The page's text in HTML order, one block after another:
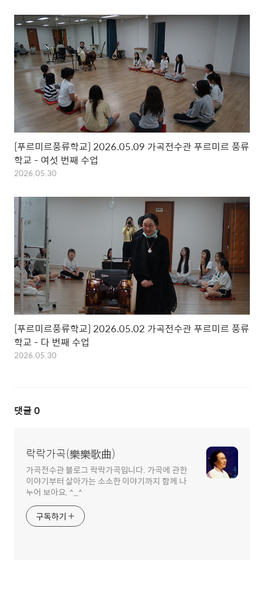
[푸르미르풍류학교] 2026.05.09 가곡전수관 푸르미르 풍류
학교 - 여섯 번째 수업
2026.05.30
[푸르미르풍류학교] 2026.05.02 가곡전수관 푸르미르 풍류
학교 - 다 번째 수업
2026.05.30
댓글 0
락락가곡(樂樂歌曲)
가곡전수관 블로그 락락가곡입니다. 가곡에 관한
이야기부터 살아가는 소소한 이야기까지 함께 나
누어 보아요. ^_^
구독하기